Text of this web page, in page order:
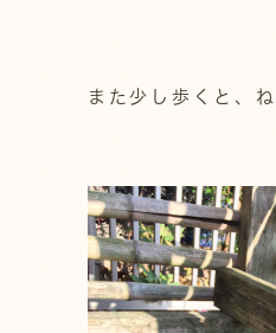
また少し歩くと、